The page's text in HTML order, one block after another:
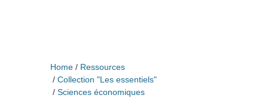
Home
Ressources
Collection "Les essentiels"
Sciences économiques